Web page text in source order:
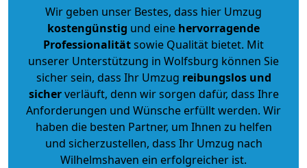
Wir geben unser Bestes, dass hier Umzug
kostengünstig und eine hervorragende
Professionalitätsowie Qualität bietet. Mit
unserer Unterstützung in Wolfsburg können Sie
sicher sein, dass Ihr Umzug reibungslos und
sicherverläuft, denn wir sorgen dafür, dass Ihre
Anforderungen und Wünsche erfüllt werden. Wir
haben die besten Partner, um Ihnen zu helfen
und sicherzustellen, dass Ihr Umzug nach
Wilhelmshaven ein erfolgreicher ist.